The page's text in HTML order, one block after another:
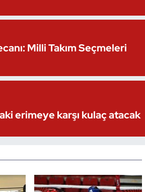
Milli Takım Seçmeleri
erimeye karşı kulaç atacak